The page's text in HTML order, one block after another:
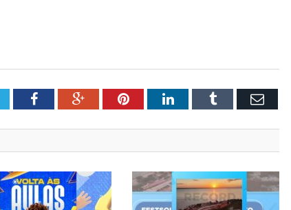
FacebookGoogle+PinterestLinkedInTumblr Email